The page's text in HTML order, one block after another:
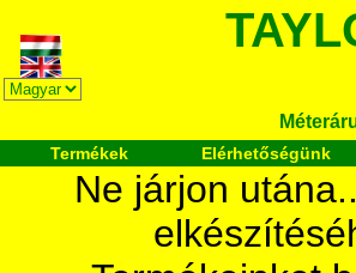
Termékek Elérhetőségünk
Ne járjon